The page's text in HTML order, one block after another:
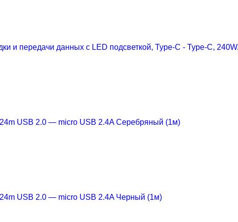
и передачи данных с LED подсветкой, Type-C - Type-C,
USB 2.0 — micro USB 2.4A Серебряный (1м)
USB 2.0 — micro USB 2.4A Черный (1м)